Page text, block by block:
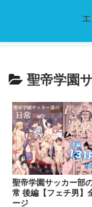
聖帝学園
聖帝学園サッカー部
常 後編【フェチ男】
ージ